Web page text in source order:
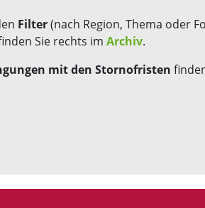
Filter(nach Region, Thema oder
Sie rechts im Archiv.
mit den Stornofristen